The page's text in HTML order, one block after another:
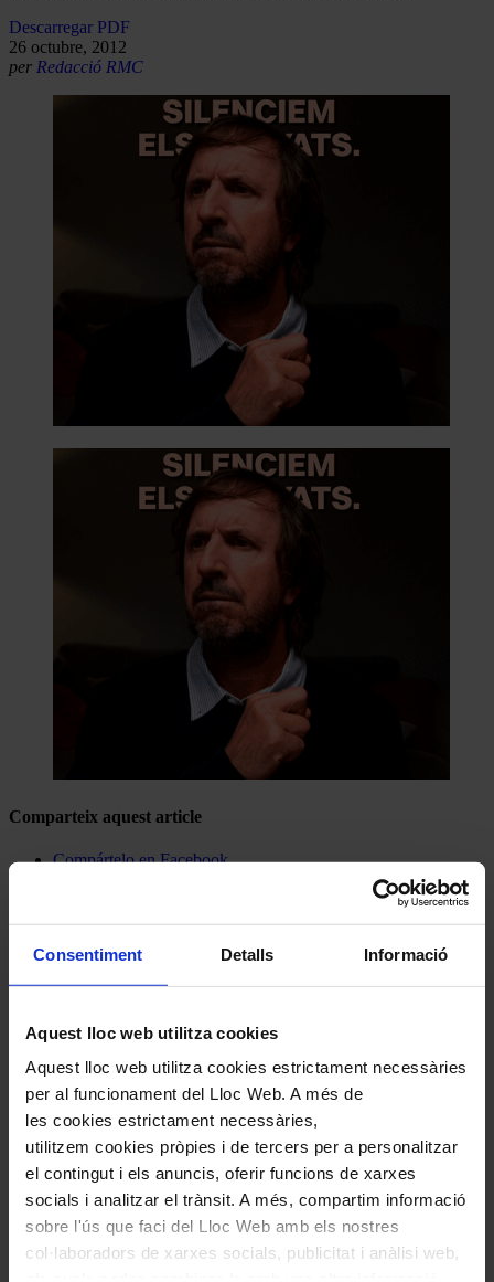
Consentiment Detalls Informació
Aquest lloc web utilitza cookies
Aquest lloc web utilitza cookies estrictament necessàries
per al funcionament del Lloc Web. A més de
les cookies estrictament necessàries,
utilitzem cookies pròpies i de tercers per a personalitzar
el contingut i els anuncis, oferir funcions de xarxes
socials i analitzar el trànsit. A més, compartim informació
sobre l'ús que faci del Lloc Web amb els nostres
col·laboradors de xarxes socials, publicitat i anàlisi web,
Descarregar PDF
26 octubre, 2012
per Redacció RMC
Comparteix aquest article
Compártelo en Facebook
Deixa un comentari
marcats amb
Comentari *
Nom *